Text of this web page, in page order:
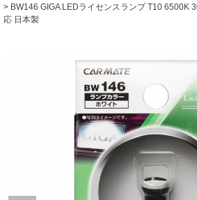
BW146 GIGA LEDライセンスランプ T10 6500K
応 日本製